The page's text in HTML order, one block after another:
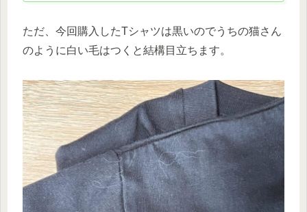
ただ、今回購入したTシャツは黒いのでうちの猫さん
のように白い毛はつくと結構目立ちます。